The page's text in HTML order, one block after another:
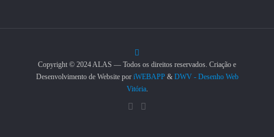
Copyright © 2024 ALAS — Todos os direitos reservados. Criação e
Desenvolvimento de Website por iWEBAPP& DWV - Desenho Web
Vitória.